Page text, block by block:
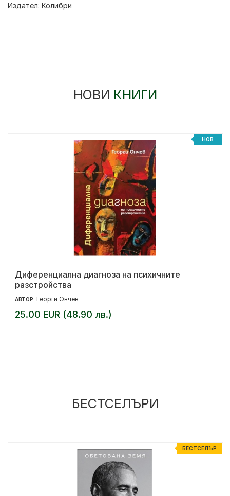
Издател: Колибри
НОВИ КНИГИ
НОВ
Диференциална диагноза на психичните
разстройства
АВТОР: Георги Ончев
25.00 EUR (48.90 лв.)
БЕСТСЕЛЪРИ
БЕСТСЕЛЪР